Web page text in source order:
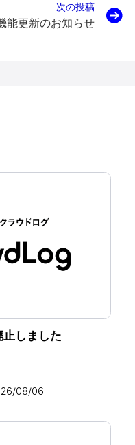
次の投稿
能更新のお知らせ
止しました
08/06